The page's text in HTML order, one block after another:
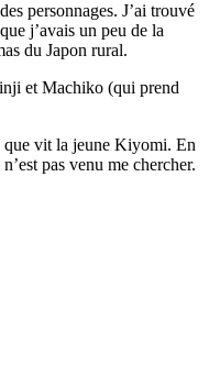
personnages. J’ai trouvé
j’avais un peu de la
du Japon rural.
et Machiko (qui prend
que vit la jeune Kiyomi. En
n’est pas venu me chercher.